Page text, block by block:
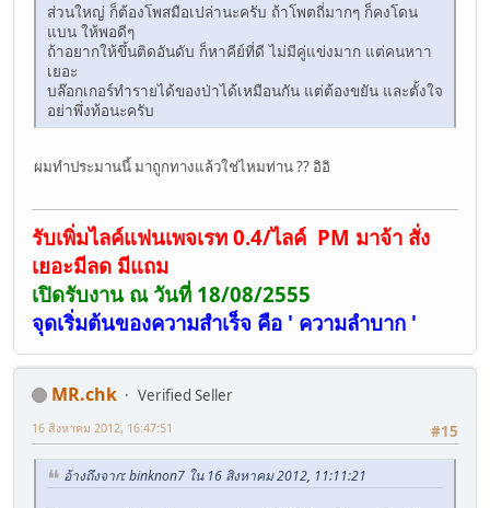
ส่วนใหญ่ ก็ต้องโพสมือเปล่านะครับ ถ้าโพตถี่มากๆ ก็คงโดน
แบน ให้พอดีๆ
ถ้าอยากให้ขึ้นติดอันดับ ก็หาคีย์ที่ดี ไม่มีคู่แข่งมาก แต่คนหาา
เยอะ
บล๊อกเกอร์ทำรายได้ของป่าได้เหมือนกัน แต่ต้องขยัน และตั้งใจ
อย่าพึ่งท้อนะครับ
ผมทำประมานนี้ มาถูกทางแล้วใช่ไหมท่าน ?? อิอิ
รับเพิ่มไลค์แฟนเพจเรท 0.4/ไลค์ PM มาจ้า สั่ง
เยอะมีลด มีแถม
เปิดรับงาน ณ วันที่ 18/08/2555
จุดเริ่มต้นของความสำเร็จ คือ ' ความลำบาก '
MR.chk
Verified Seller
#15
16 สิงหาคม 2012, 16:47:51
อ้างถึงจาก: binknon7 ใน 16 สิงหาคม 2012, 11:11:21